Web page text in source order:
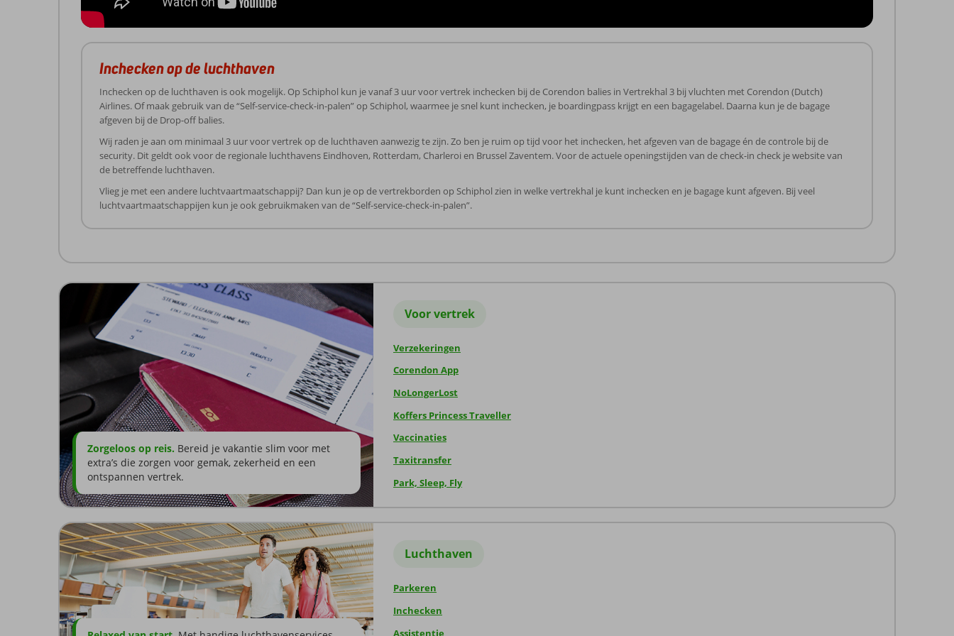
Inchecken op de luchthaven
Inchecken op de luchthaven is ook mogelijk. Op Schiphol kun je vanaf 3 uur voor vertrek inchecken bij de Corendon balies in Vertrekhal 3 bij vluchten met Corendon (Dutch)
Airlines. Of maak gebruik van de “Self-service-check-in-palen” op Schiphol, waarmee je snel kunt inchecken, je boardingpass krijgt en een bagagelabel. Daarna kun je de bagage
afgeven bij de Drop-off balies.
Wij raden je aan om minimaal 3 uur voor vertrek op de luchthaven aanwezig te zijn. Zo ben je ruim op tijd voor het inchecken, het afgeven van de bagage én de controle bij de
security. Dit geldt ook voor de regionale luchthavens Eindhoven, Rotterdam, Charleroi en Brussel Zaventem. Voor de actuele openingstijden van de check-in check je website van
de betreffende luchthaven.
Vlieg je met een andere luchtvaartmaatschappij? Dan kun je op de vertrekborden op Schiphol zien in welke vertrekhal je kunt inchecken en je bagage kunt afgeven. Bij veel
luchtvaartmaatschappijen kun je ook gebruikmaken van de “Self-service-check-in-palen”.
Zorgeloos op reis. Bereid je vakantie slim voor met
extra’s die zorgen voor gemak, zekerheid en een
ontspannen vertrek.
Voor vertrek
Verzekeringen
Corendon App
NoLongerLost
Koffers Princess Traveller
Vaccinaties
Taxitransfer
Park, Sleep, Fly
Luchthaven
Parkeren
Inchecken
Assistentie